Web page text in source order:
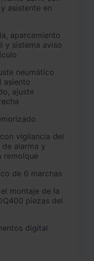
asistente en
aparcamiento
y sistema aviso
neumático
asiento
ajuste
vigilancia del
alarma y
remolque
de 6 marchas
montaje de la
piezas del
digital